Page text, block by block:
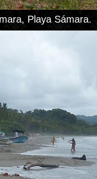
Playa Sámara.